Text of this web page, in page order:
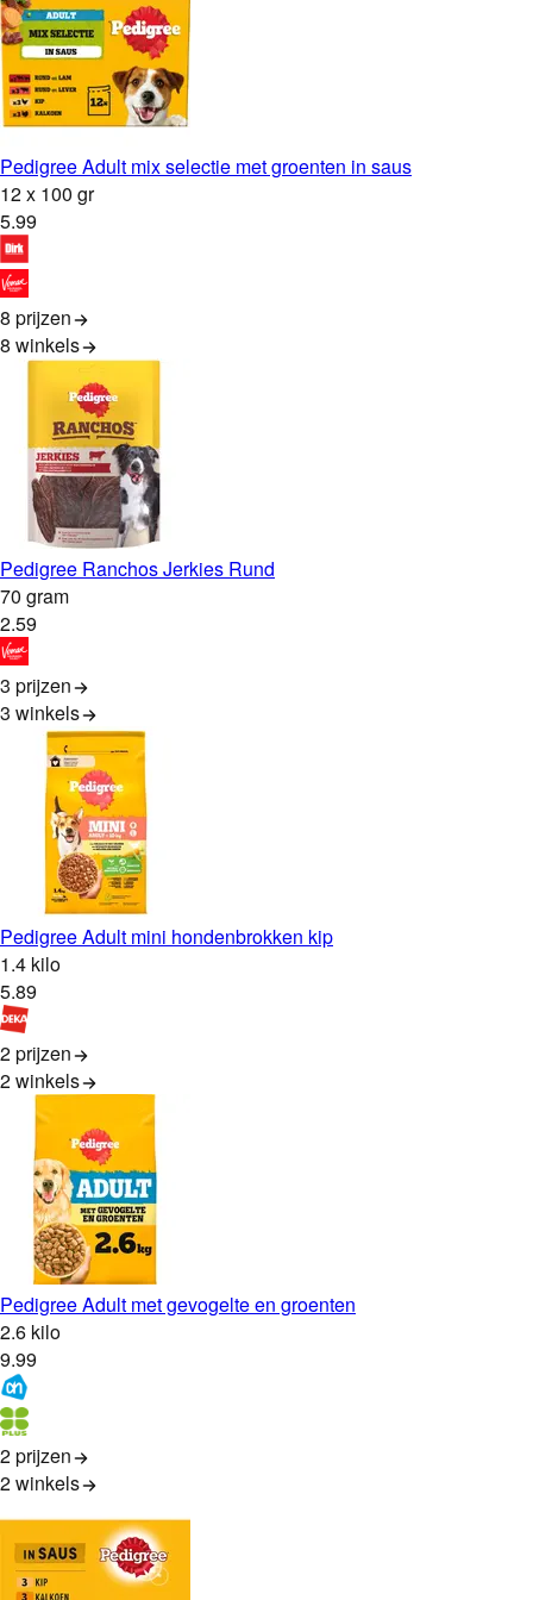
Pedigree Adult mix selectie met groenten in saus
12 x 100 gr
5.99
8 prijzen
8 winkels
Pedigree Ranchos Jerkies Rund
70 gram
2.59
3 prijzen
3 winkels
Pedigree Adult mini hondenbrokken kip
1.4 kilo
5.89
2 prijzen
2winkels
Pedigree Adult met gevogelte en groenten
2.6 kilo
9.99
2 prijzen
2winkels